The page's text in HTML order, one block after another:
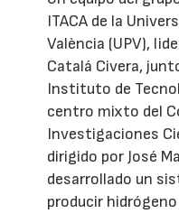
ITACA de la
València (UPV),
Catalá Civera,
Instituto de
centro mixto del
Investigaciones
dirigido por José
desarrollado un
producir